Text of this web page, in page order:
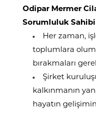
Odipar Mermer
Sorumluluk
Her zaman,
toplumlara
bırakmaları
Şirket
kalkınmanın
hayatın